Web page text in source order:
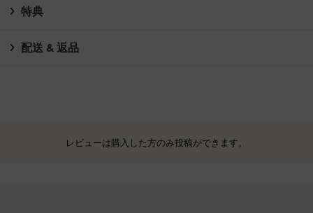
特典
配送 & 返品
レビューは購入した方のみ投稿ができます。